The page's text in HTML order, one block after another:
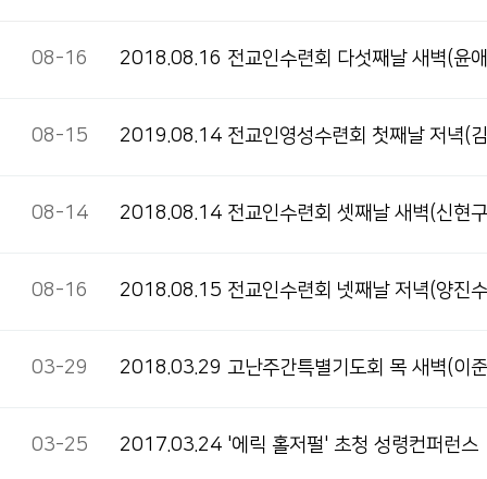
08-16 2018.08.16 전교인수련회 다섯째날 새벽(윤
08-15 2019.08.14 전교인영성수련회 첫째날 저녁(
08-14 2018.08.14 전교인수련회 셋째날 새벽(신현
08-16 2018.08.15 전교인수련회 넷째날 저녁(양진
03-29 2018.03.29 고난주간특별기도회 목 새벽(이
03-25 2017.03.24 '에릭 홀저펄' 초청 성령컨퍼런스